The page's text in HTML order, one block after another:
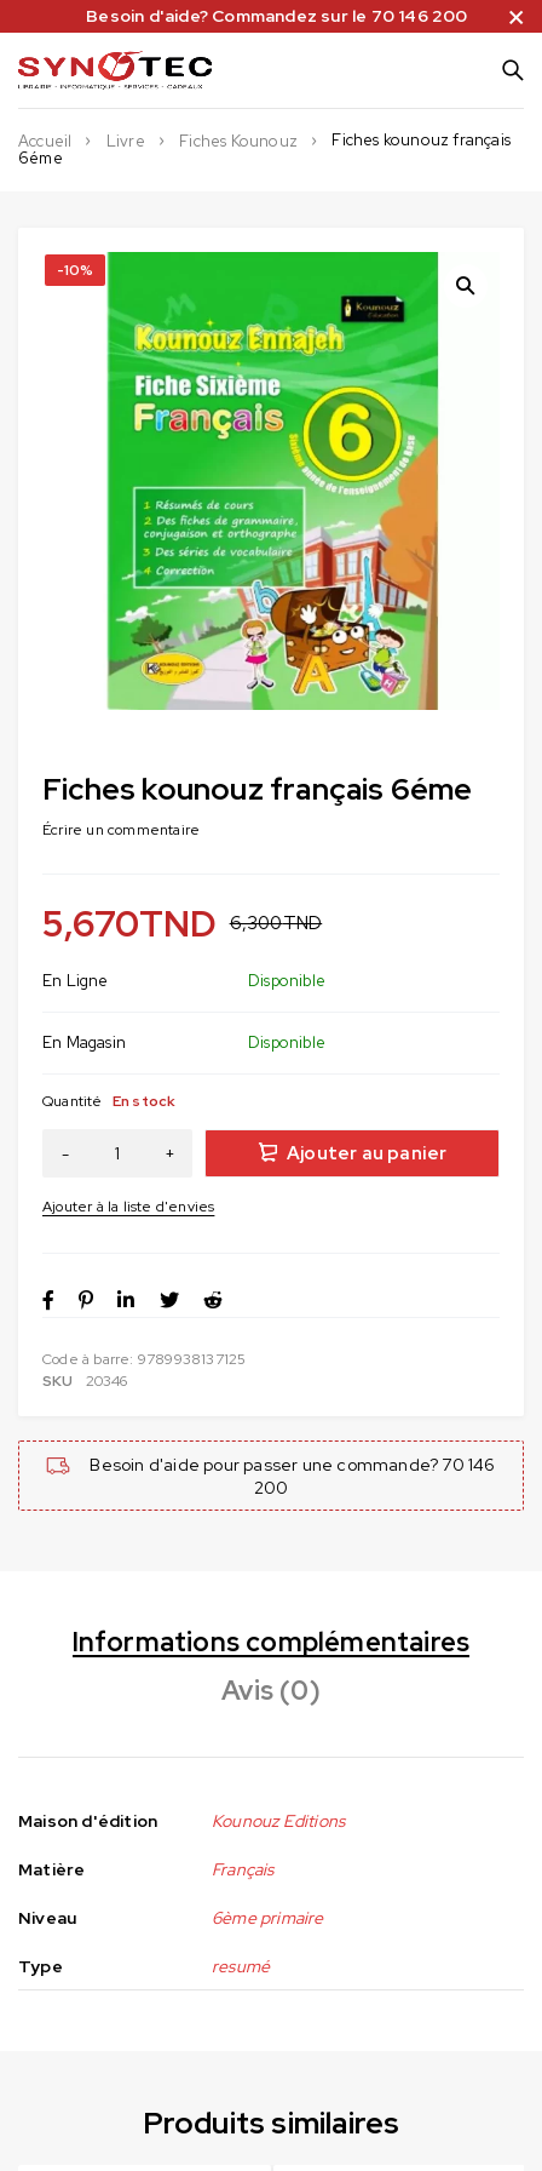
Besoin d'aide? Commandez sur le 70 146 200
Accueil Livre Fiches Kounouz
Fiches kounouz français
6éme
-10%
Fiches kounouz français 6éme
Écrire un commentaire
6,300TND
5,670TND
En Ligne Disponible
En Magasin Disponible
Quantité En stock
Ajouter au panier
Code à barre: 9789938137125
SKU
20346
Besoin d'aide pour passer une commande? 70 146
200
Informations complémentaires
Avis (0)
Maison d'édition Kounouz Editions
Matière Français
Niveau 6ème primaire
Type resumé
Produits similaires